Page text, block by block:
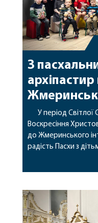
З
архіпастир
У період Світлої
Воскресіння
до Жмеринського
радість Пасхи з
Разом із владикою у
духовенство
принесли дітям не
сердець, щирі